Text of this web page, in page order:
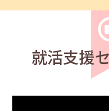
ルを知る人事担当者への
就活支援